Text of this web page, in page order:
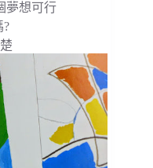
夢想可行
?